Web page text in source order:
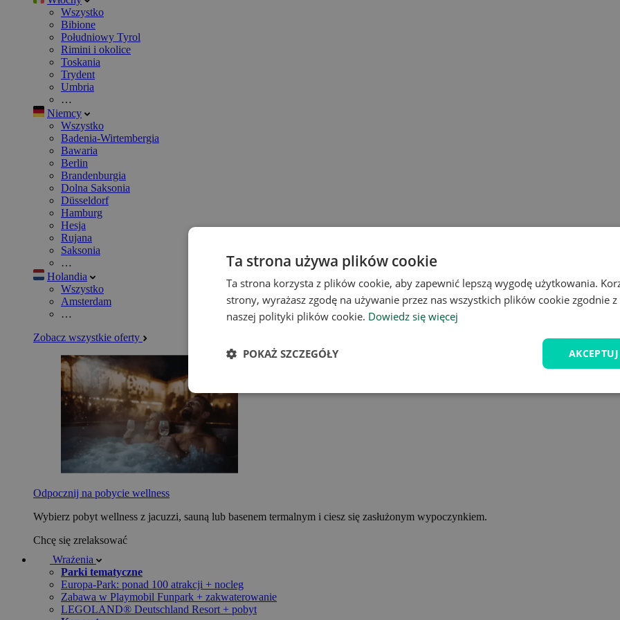
Wszystko
Bibione
Południowy Tyrol
Rimini i okolice
Toskania
Trydent
Umbria
…
Niemcy
Wszystko
Badenia-Wirtembergia
Bawaria
Berlin
Brandenburgia
Dolna Saksonia
Düsseldorf
Hamburg
Hesja
Rujana
Saksonia
…
Holandia
Wszystko
Amsterdam
…
Zobacz wszystkie oferty
Odpocznij na pobycie wellness
Wybierz pobyt wellness z jacuzzi, sauną lub basenem termalnym i ciesz się zasłużonym wypoczynkiem.
Chcę się zrelaksować
Wrażenia
Parki tematyczne
Europa-Park: ponad 100 atrakcji + nocleg
Zabawa w Playmobil Funpark + zakwaterowanie
LEGOLAND® Deutschland Resort + pobyt
Ta strona używa plików cookie
Ta strona korzysta z plików cookie, aby zapewnić lepszą wygodę użytkowania.
strony, wyrażasz zgodę na używanie przez nas wszystkich plików cookie zgodnie
naszej polityki plików cookie. Dowiedz się więcej
POKAŻ SZCZEGÓŁY